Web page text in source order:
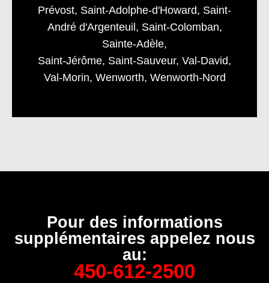
Prévost, Saint-Adolphe-d'Howard, Saint-
André d'Argenteuil, Saint-Colomban,
Sainte-Adèle,
Saint-Jérôme, Saint-Sauveur, Val-David,
Val-Morin, Wenworth, Wenworth-Nord
Pour des informations
supplémentaires appelez nous
au:
450-612-2500